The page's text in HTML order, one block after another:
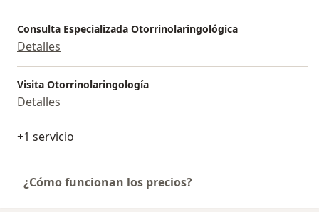
Consulta Especializada Otorrinolaringológica
Detalles
Visita Otorrinolaringología
Detalles
+1 servicio
¿Cómo funcionan los precios?